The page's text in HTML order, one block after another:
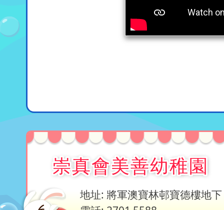
崇真會美善幼稚園
地址: 將軍澳寶林邨寶德樓地下